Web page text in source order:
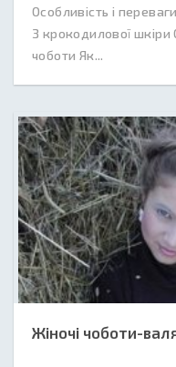
Особливість і
З крокодилової шкіри
чоботи Як...
Жіночі чоботи-